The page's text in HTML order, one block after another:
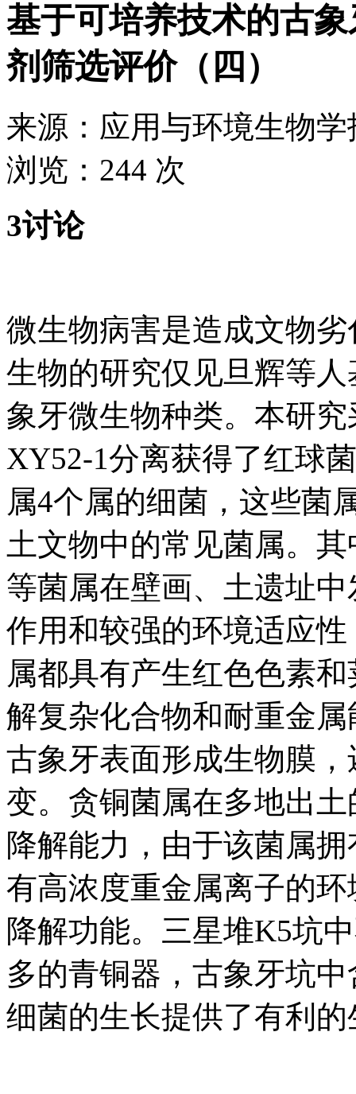
基于可培养技术的古
剂筛选评价（四）
来源： 应用与环境生物学
浏览： 244 次
3讨论
微生物病害是造成文物
生物的研究仅见旦辉等
象牙微生物种类。本研
XY52-1分离获得了红球
属4个属的细菌，这些菌
土文物中的常见菌属。
等菌属在壁画、土遗址
作用和较强的环境适应
属都具有产生红色色素
解复杂化合物和耐重金
古象牙表面形成生物膜
变。贪铜菌属在多地出
降解能力，由于该菌属
有高浓度重金属离子的
降解功能。三星堆K5坑
多的青铜器，古象牙坑
细菌的生长提供了有利